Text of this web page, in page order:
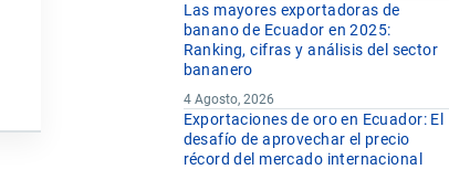
Las mayores exportadoras de
banano de Ecuador en 2025:
Ranking, cifras y análisis del sector
bananero
4 Agosto, 2026
Exportaciones de oro en Ecuador: El
desafío de aprovechar el precio
récord del mercado internacional